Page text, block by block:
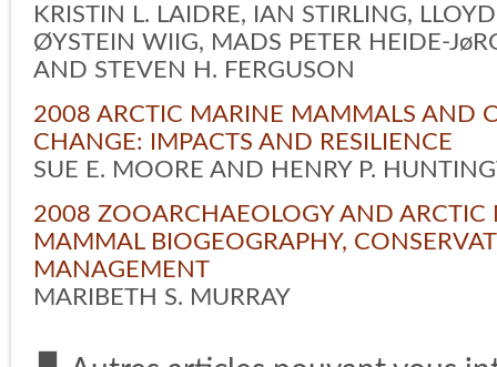
KRISTIN L. LAIDRE, IAN STIRLING,
ØYSTEIN WIIG, MADS PETER HEIDE-
AND STEVEN H. FERGUSON
2008 ARCTIC MARINE MAMMALS AND
CHANGE: IMPACTS AND RESILIENCE
SUE E. MOORE AND HENRY P.
2008 ZOOARCHAEOLOGY AND ARCTIC
MAMMAL BIOGEOGRAPHY,
MANAGEMENT
MARIBETH S. MURRAY